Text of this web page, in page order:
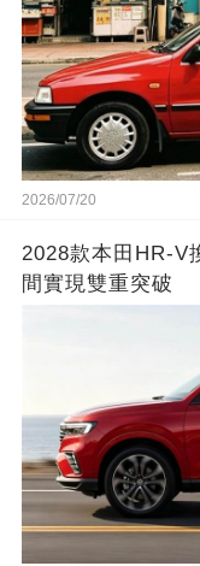
2026/07/20
2028款本田HR-V
間實現雙重突破